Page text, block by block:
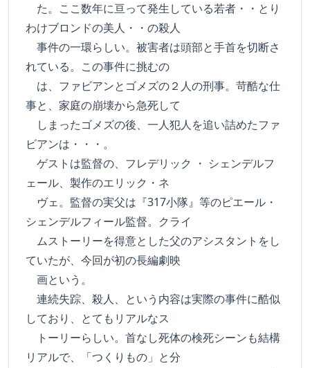
た。ここ数年に亘って発生している若者・・とり
わけブロンドの美人・・の殺人
事件の一環らしい。被害者は頭部と手首を切断さ
れている。この事件に挑むの
は、ファビアンとゴメズの２人の刑事。苛酷な仕
事と、家庭の崩壊から急死して
しまったゴメズの後、一人犯人を追い詰めたファ
ビアンは・・・。
ゲストは監督の、フレデリック ・ シェンデルフ
ェール、製作のエリック・ネ
ヴェ。監督の実父は『317小隊』等のピエール・
シェンデルフィール監督。クライ
ムストーリーを得意とした父のアシスタントをし
ていたが、今回が初の長編劇映
画という。
連続失踪、殺人、という内容は実際の事件に酷似
しており、とてもリアルなス
トーリーらしい。首なし死体の検死シーンも結構
リアルで、「つくりもの」と分